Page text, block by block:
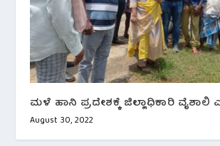
ಮಳೆ ಹಾನಿ ಪ್ರದೇಶಕ್ಕೆ ಜಿಲ್ಲಾಧಿಕಾರಿ
August 30, 2022